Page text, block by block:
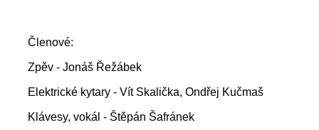
Členové:
Zpěv - Jonáš Řežábek
Elektrické kytary - Vít Skalička, Ondřej Kučmaš
Klávesy, vokál - Štěpán Šafránek